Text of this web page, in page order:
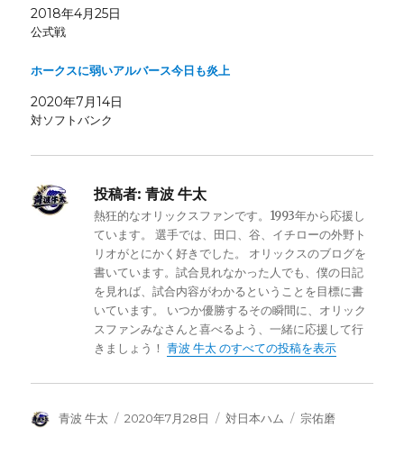
2018年4月25日
公式戦
ホークスに弱いアルバース今日も炎上
2020年7月14日
対ソフトバンク
投稿者: 青波 牛太
熱狂的なオリックスファンです。1993年から応援し
ています。 選手では、田口、谷、イチローの外野ト
リオがとにかく好きでした。 オリックスのブログを
書いています。試合見れなかった人でも、僕の日記
を見れば、試合内容がわかるということを目標に書
いています。 いつか優勝するその瞬間に、オリック
スファンみなさんと喜べるよう、一緒に応援して行
きましょう！青波 牛太 のすべての投稿を表示
投
青波 牛太
投
2020年7月28日
カ
対日本ハム
タ
宗佑磨